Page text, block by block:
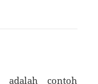
adalah contoh